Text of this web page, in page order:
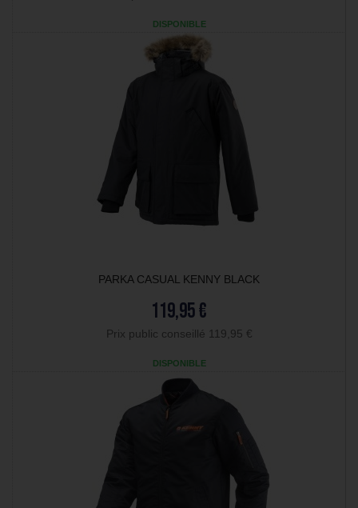
DISPONIBLE
PARKA CASUAL KENNY BLACK
119,95 €
Prix public conseillé 119,95 €
DISPONIBLE